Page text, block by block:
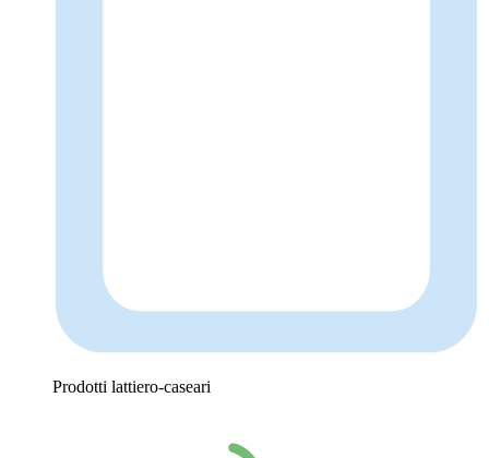
Prodotti lattiero-caseari